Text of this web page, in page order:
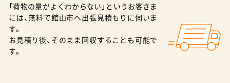
「荷物の量がよくわからない」というお客さま
には、無料で館山市へ出張見積もりに伺いま
す。
お見積り後、そのまま回収することも可能で
す。